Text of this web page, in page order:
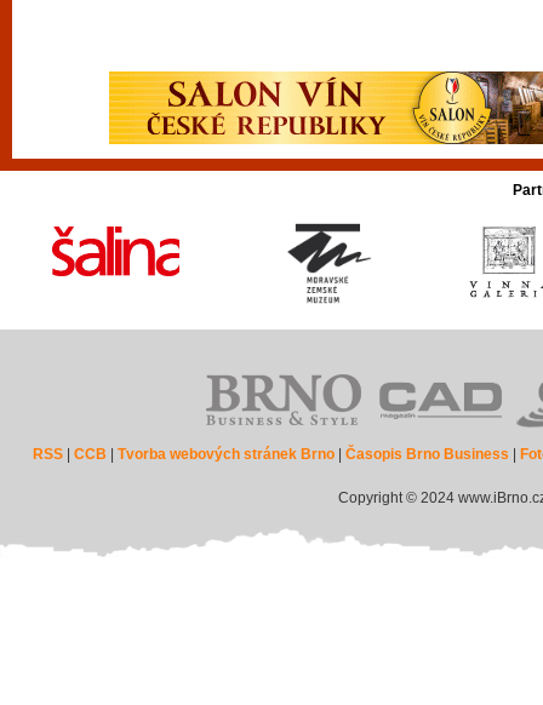
RSS |CCB |Tvorba webových stránek Brno |Časopis Brno Business
Copyright © 2024